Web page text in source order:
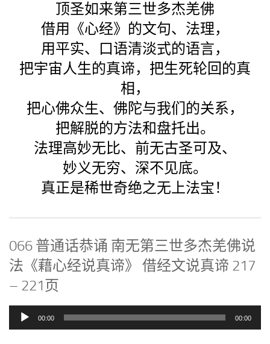
顶圣如来第三世多杰羌佛
借用《心经》的文句、法理，
用平实、口语清淡式的语言，
把宇宙人生的真谛，把生死轮回的真
相，
把心佛众生、佛陀与我们的关系，
把解脱的方法和盘托出。
法理高妙无比、前无古圣可及、
妙义无穷、深不见底。
真正是稀世奇绝之无上法宝！
066 普通话恭诵 南无第三世多杰羌佛说
法《藉心经说真谛》 借经文说真谛 217
– 221页
00:00 00:00